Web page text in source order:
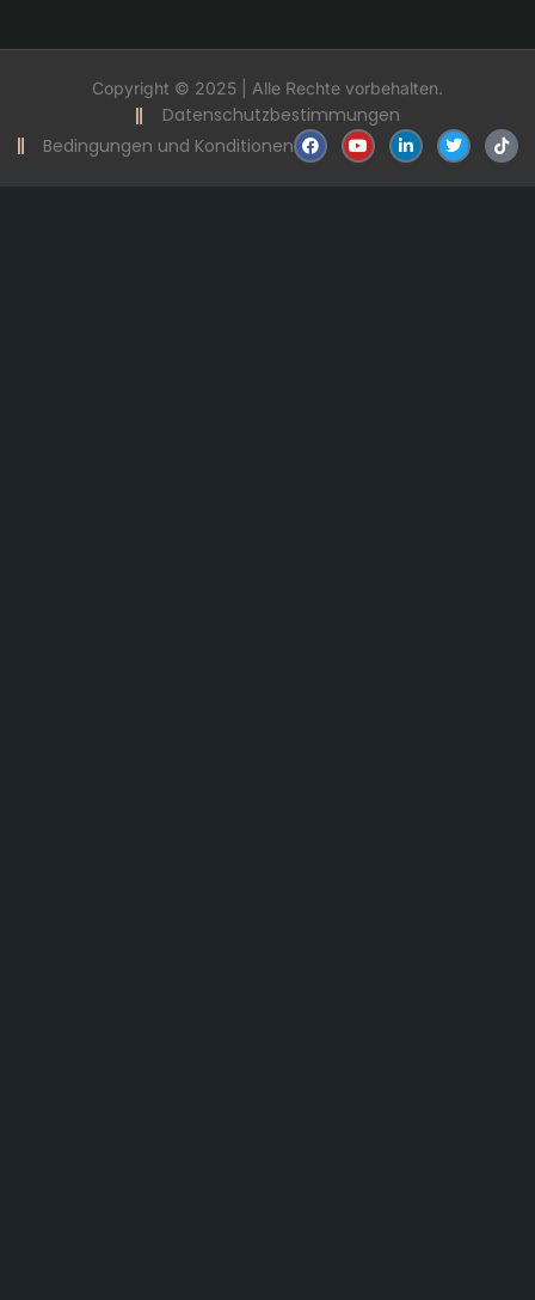
Copyright © 2025 | Alle Rechte vorbehalten.
Datenschutzbestimmungen
Bedingungen und Konditionen
F
a
c
Y
o
u
V
e
r
T
w
i
T
i
k